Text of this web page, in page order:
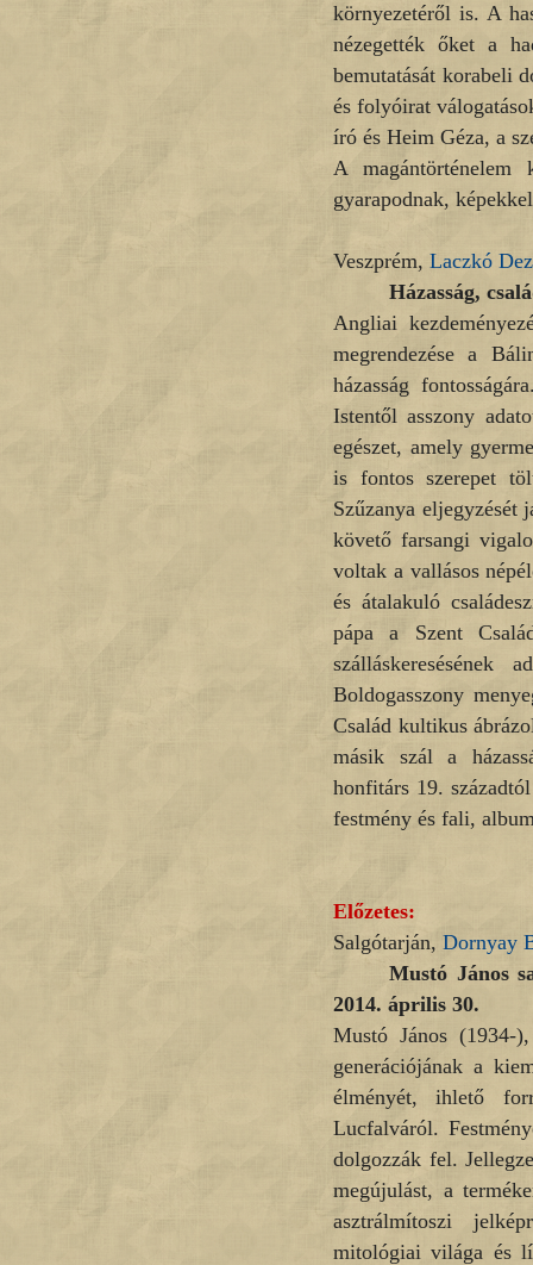
környezetéről is. A
nézegették őket a
bemutatását korabeli
és folyóirat
író és Heim Géza, a
A
gyarapodnak,
Veszprém, Laczkó
Házasság,
Angliai
megrendezése a
házasság
Istentől asszony
egészet, amely
is fontos szerepet
Szűzanya eljegyzését
követő farsangi
voltak a vallásos
és átalakuló
pápa a Szent
Boldogasszony
Család kultikus
másik szál a
honfitárs 19.
festmény és fali,
Előzetes:
Salgótarján, Dornyay
Mustó János
2014. április 30.
Mustó János (1934-
generációjának a
élményét, ihlető
Lucfalváról.
dolgozzák fel.
megújulást, a
asztrálmítoszi
mitológiai világa és